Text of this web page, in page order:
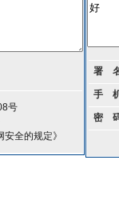
号
全的规定》
署
手
密